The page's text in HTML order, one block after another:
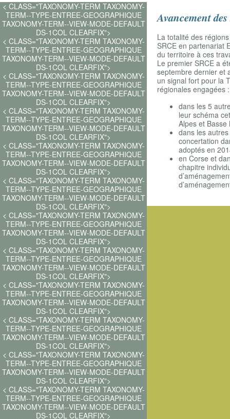
< CLASS="TAXONOMY-TERM TAXONOMY-
TERM--TYPE-ENTREE-GEOGRAPHIQUE
TAXONOMY-TERM--VIEW-MODE-DEFAULT
DS-1COL CLEARFIX">
< CLASS="TAXONOMY-TERM TAXONOMY-
TERM--TYPE-ENTREE-GEOGRAPHIQUE
TAXONOMY-TERM--VIEW-MODE-DEFAULT
DS-1COL CLEARFIX">
< CLASS="TAXONOMY-TERM TAXONOMY-
TERM--TYPE-ENTREE-GEOGRAPHIQUE
TAXONOMY-TERM--VIEW-MODE-DEFAULT
DS-1COL CLEARFIX">
< CLASS="TAXONOMY-TERM TAXONOMY-
TERM--TYPE-ENTREE-GEOGRAPHIQUE
TAXONOMY-TERM--VIEW-MODE-DEFAULT
DS-1COL CLEARFIX">
< CLASS="TAXONOMY-TERM TAXONOMY-
TERM--TYPE-ENTREE-GEOGRAPHIQUE
TAXONOMY-TERM--VIEW-MODE-DEFAULT
DS-1COL CLEARFIX">
< CLASS="TAXONOMY-TERM TAXONOMY-
TERM--TYPE-ENTREE-GEOGRAPHIQUE
TAXONOMY-TERM--VIEW-MODE-DEFAULT
DS-1COL CLEARFIX">
< CLASS="TAXONOMY-TERM TAXONOMY-
TERM--TYPE-ENTREE-GEOGRAPHIQUE
TAXONOMY-TERM--VIEW-MODE-DEFAULT
DS-1COL CLEARFIX">
< CLASS="TAXONOMY-TERM TAXONOMY-
TERM--TYPE-ENTREE-GEOGRAPHIQUE
TAXONOMY-TERM--VIEW-MODE-DEFAULT
DS-1COL CLEARFIX">
< CLASS="TAXONOMY-TERM TAXONOMY-
TERM--TYPE-ENTREE-GEOGRAPHIQUE
TAXONOMY-TERM--VIEW-MODE-DEFAULT
DS-1COL CLEARFIX">
< CLASS="TAXONOMY-TERM TAXONOMY-
TERM--TYPE-ENTREE-GEOGRAPHIQUE
TAXONOMY-TERM--VIEW-MODE-DEFAULT
DS-1COL CLEARFIX">
< CLASS="TAXONOMY-TERM TAXONOMY-
TERM--TYPE-ENTREE-GEOGRAPHIQUE
TAXONOMY-TERM--VIEW-MODE-DEFAULT
DS-1COL CLEARFIX">
< CLASS="TAXONOMY-TERM TAXONOMY-
TERM--TYPE-ENTREE-GEOGRAPHIQUE
TAXONOMY-TERM--VIEW-MODE-DEFAULT
DS-1COL CLEARFIX">
Avancement
La totalité des
SRCE en partenariat
du territoire à ces
Le premier SRCE a
septembre dernier et
un signal fort pour la
régionales engagées :
dans les 5
leur schéma
Alpes et Basse
dans les
concertation
adoptés en
en Corse et
chapitre